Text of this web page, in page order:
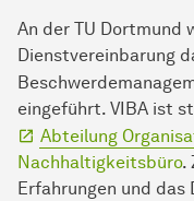
An der TU Dortmund
Dienstvereinbarung
eingeführt. VIBA ist
Abteilung
Nachhaltigkeitsbüro.
Erfahrungen und